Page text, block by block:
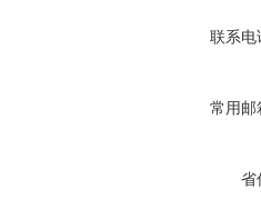
联系电
常用邮
省